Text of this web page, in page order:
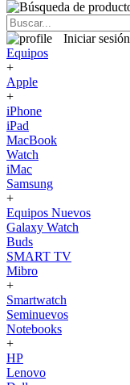
Iniciar sesión
Equipos
+
Apple
+
iPhone
iPad
MacBook
Watch
iMac
Samsung
+
Equipos Nuevos
Galaxy Watch
Buds
SMART TV
Mibro
+
Smartwatch
Seminuevos
Notebooks
+
HP
Lenovo